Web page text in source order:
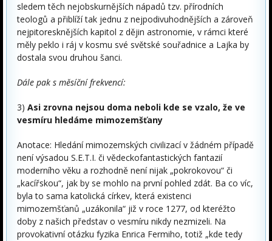
sledem těch nejobskurnějších nápadů tzv. přírodních
teologů a přiblíží tak jednu z nejpodivuhodnějších a zároveň
nejpitoresknějších kapitol z dějin astronomie, v rámci které
měly peklo i ráj v kosmu své světské souřadnice a Lajka by
dostala svou druhou šanci.
Dále pak s měsíční frekvencí:
3) Asi zrovna nejsou doma neboli kde se vzalo, že ve
vesmíru hledáme mimozemšťany
Anotace: Hledání mimozemských civilizací v žádném případě
není výsadou S.E.T.I. či vědeckofantastických fantazií
moderního věku a rozhodně není nijak „pokrokovou“ či
„kacířskou“, jak by se mohlo na první pohled zdát. Ba co víc,
byla to sama katolická církev, která existenci
mimozemšťanů „uzákonila“ již v roce 1277, od kteréžto
doby z našich představ o vesmíru nikdy nezmizeli. Na
provokativní otázku fyzika Enrica Fermiho, totiž „kde tedy